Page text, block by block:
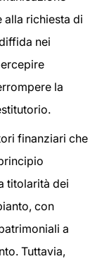
alla richiesta di
nei
la
finanziari che
titolarità dei
con
a
Tuttavia,